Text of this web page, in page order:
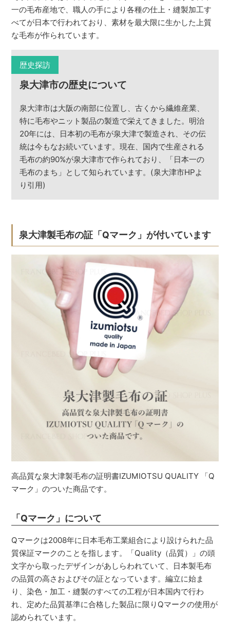
一の毛布産地で、職人の手により各種の仕上・縫製加工す
べてが日本で行われており、素材を最大限に生かした上質
な毛布が作られています。
歴史探訪
泉大津市の歴史について
泉大津市は大阪の南部に位置し、古くから繊維産業、
特に毛布やニット製品の製造で栄えてきました。明治
20年には、日本初の毛布が泉大津で製造され、その伝
統は今もなお続いています。現在、国内で生産される
毛布の約90%が泉大津市で作られており、「日本一の
毛布のまち」として知られています。(泉大津市HPよ
り引用)
泉大津製毛布の証「Qマーク」が付いています
高品質な泉大津製毛布の証明書IZUMIOTSU QUALITY 「Q
マーク」のついた商品です。
「Qマーク」について
Qマークは2008年に日本毛布工業組合により設けられた品
質保証マークのことを指します。「Quality（品質）」の頭
文字から取ったデザインがあしらわれていて、日本製毛布
の品質の高さおよびその証となっています。編立に始ま
り、染色・加工・縫製のすべての工程が日本国内で行わ
れ、定めた品質基準に合格した製品に限りQマークの使用が
認められています。